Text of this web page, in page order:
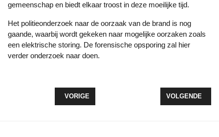
gemeenschap en biedt elkaar troost in deze moeilijke tijd.
Het politieonderzoek naar de oorzaak van de brand is nog
gaande, waarbij wordt gekeken naar mogelijke oorzaken zoals
een elektrische storing. De forensische opsporing zal hier
verder onderzoek naar doen.
VORIG ARTIKEL: BINNENBRAND AAN HET KORAAL
VORIGE VOLGENDE
VOLGENDE